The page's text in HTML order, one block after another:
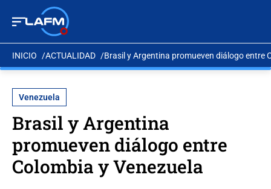
INICIO ACTUALIDAD Brasil y Argentina promueven diálogo entre
Venezuela
Brasil y Argentina
promueven diálogo entre
Colombia y Venezuela